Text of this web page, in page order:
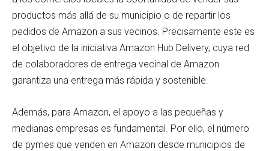
productos más allá de su municipio o de repartir los
pedidos de Amazon a sus vecinos. Precisamente este es
el objetivo de la iniciativa Amazon Hub Delivery, cuya red
de colaboradores de entrega vecinal de Amazon
garantiza una entrega más rápida y sostenible.
Además, para Amazon, el apoyo a las pequeñas y
medianas empresas es fundamental. Por ello, el número
de pymes que venden en Amazon desde municipios de